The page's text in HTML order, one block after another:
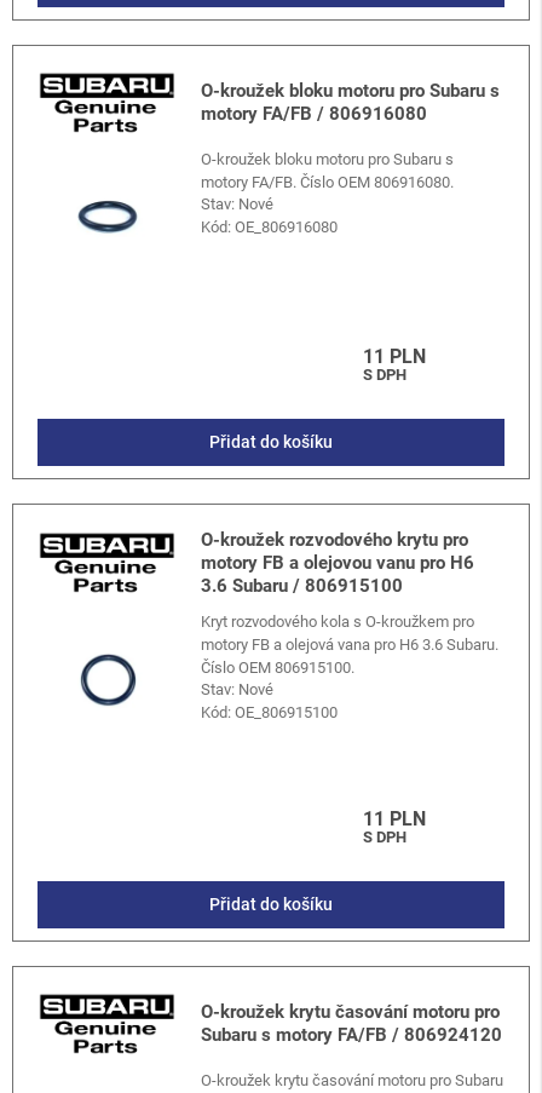
O-kroužek bloku motoru pro Subaru s
motory FA/FB / 806916080
O-kroužek bloku motoru pro Subaru s
motory FA/FB. Číslo OEM 806916080.
Stav: Nové
Kód:OE_806916080
11 PLN
S DPH
Přidat do košíku
O-kroužek rozvodového krytu pro
motory FB a olejovou vanu pro H6
3.6 Subaru / 806915100
Kryt rozvodového kola s O-kroužkem pro
motory FB a olejová vana pro H6 3.6 Subaru.
Číslo OEM 806915100.
Stav: Nové
Kód:OE_806915100
11 PLN
S DPH
Přidat do košíku
O-kroužek krytu časování motoru pro
Subaru s motory FA/FB / 806924120
O-kroužek krytu časování motoru pro Subaru